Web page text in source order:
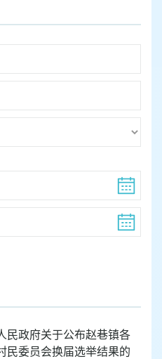
民政府关于公布赵巷镇各
民委员会换届选举结果的